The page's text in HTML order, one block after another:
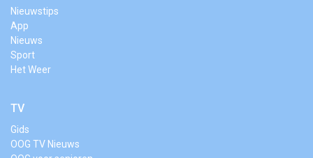
Nieuwstips
App
Nieuws
Sport
Het Weer
TV
Gids
OOG TV Nieuws